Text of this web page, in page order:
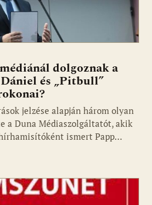
dolgoznak a
és „Pitbull”
jelzése alapján három olyan
a Duna Médiaszolgáltatót, akik
ismert Papp…